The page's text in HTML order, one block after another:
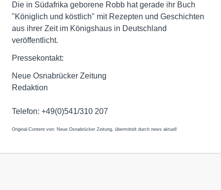
Die in Südafrika geborene Robb hat gerade ihr Buch
"Königlich und köstlich" mit Rezepten und Geschichten
aus ihrer Zeit im Königshaus in Deutschland
veröffentlicht.
Pressekontakt:
Neue Osnabrücker Zeitung
Redaktion
Telefon: +49(0)541/310 207
Original-Content von: Neue Osnabrücker Zeitung, übermittelt durch news aktuell